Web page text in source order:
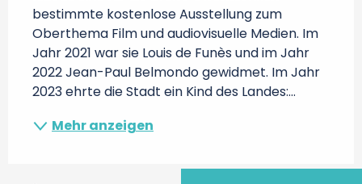
bestimmte kostenlose Ausstellung zum
Oberthema Film und audiovisuelle Medien. Im
Jahr 2021 war sie Louis de Funès und im Jahr
2022 Jean-Paul Belmondo gewidmet. Im Jahr
2023 ehrte die Stadt ein Kind des Landes:...
Mehr anzeigen